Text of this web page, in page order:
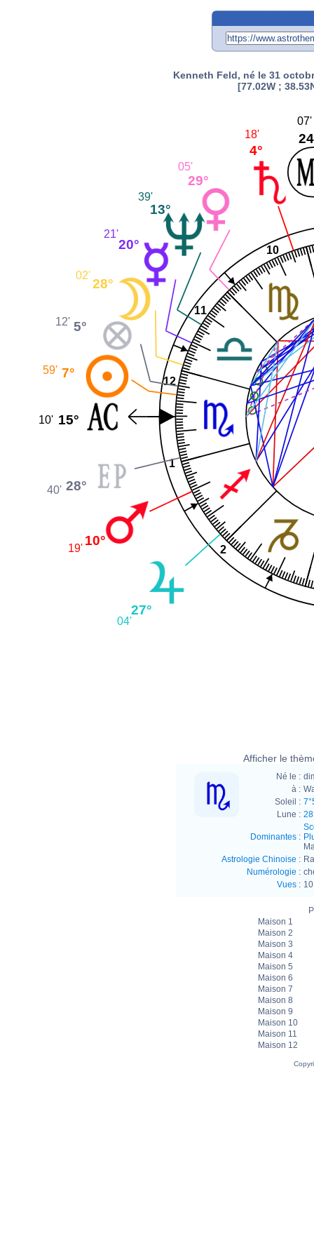
Kenneth Feld, né le 31
[77.02W ;
1
2
10
11
12
07'
4°
18'
29°
05'
13°
39'
20°
21'
28°
02'
5°
12'
7°
59'
15°
10'
28°
40'
10°
19'
27°
04'
Afficher le
Né le :
à :
Soleil :
Lune :
Dominantes:
Astrologie Chinoise :
Numérologie :
Vues:
Maison 1
Maison 2
Maison 3
Maison 4
Maison 5
Maison 6
Maison 7
Maison 8
Maison 9
Maison 10
Maison 11
Maison 12